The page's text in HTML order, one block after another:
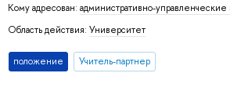
Кому адресован: административно-управленческие
Область действия: Университет
положение Учитель-партнер